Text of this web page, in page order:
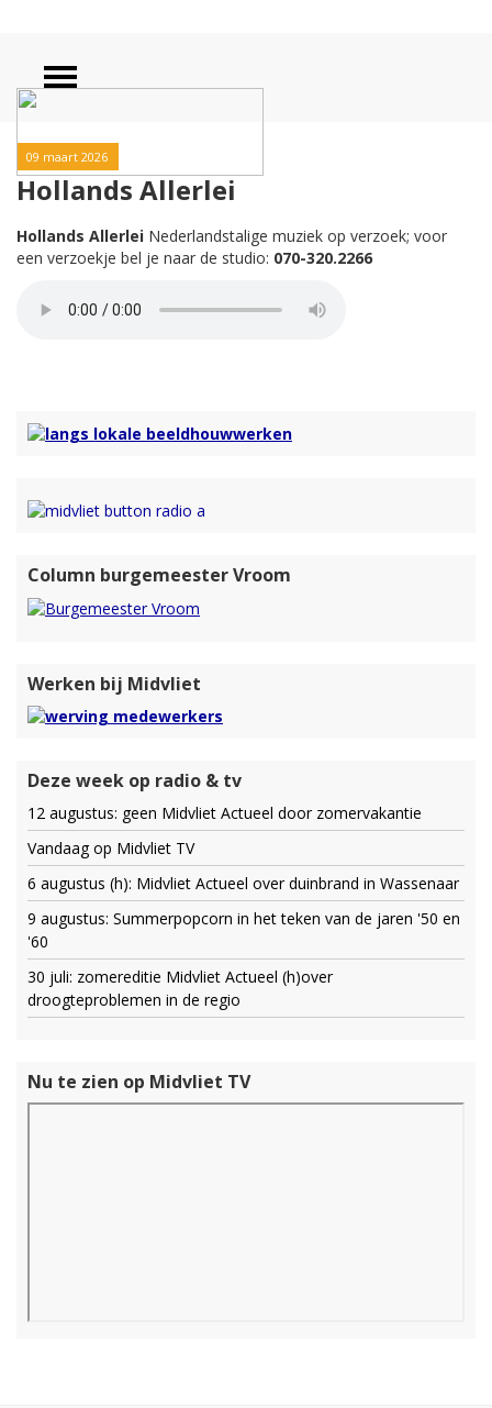
09 maart 2026
Hollands Allerlei
Hollands Allerlei Nederlandstalige muziek op verzoek; voor
een verzoekje bel je naar de studio: 070-320.2266
Column burgemeester Vroom
Werken bij Midvliet
Deze week op radio & tv
12 augustus: geen Midvliet Actueel door zomervakantie
Vandaag op Midvliet TV
6 augustus (h): Midvliet Actueel over duinbrand in Wassenaar
9 augustus: Summerpopcorn in het teken van de jaren '50 en
'60
30 juli: zomereditie Midvliet Actueel (h)over
droogteproblemen in de regio
Nu te zien op Midvliet TV